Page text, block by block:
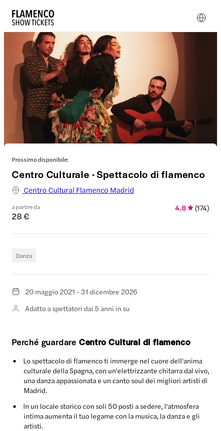
Prossimo disponibile:
Centro Culturale - Spettacolo di flamenco
Centro Cultural Flamenco Madrid
a partire da
28 €
4.8 (174)
Danza
20 maggio 2021 - 31 dicembre 2026
Adatto a spettatori dai 5 anni in su
Perché guardare Centro Cultural di flamenco
Lo spettacolo di flamenco ti immerge nel cuore dell'anima
culturale della Spagna, con un'elettrizzante chitarra dal vivo,
una danza appassionata e un canto soul dei migliori artisti di
Madrid.
In un locale storico con soli 50 posti a sedere, l'atmosfera
intima aumenta il tuo legame con la musica, la danza e gli
artisti.